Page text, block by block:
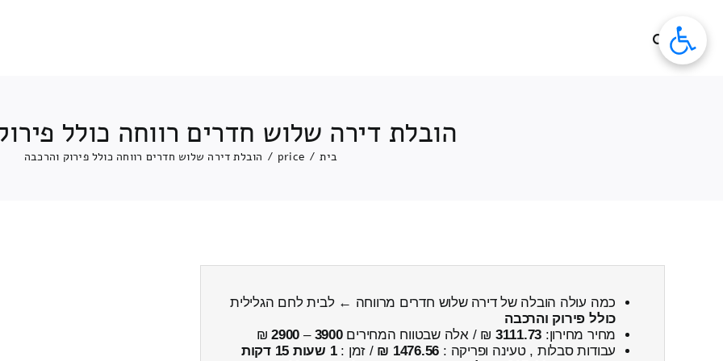
הובלת דירה שלוש חדרים רווחה כולל
בית /
price
/ הובלת דירה שלוש חדרים רווחה כולל פירוק והרכבה
כמה עולה הובלה של דירה שלוש חדרים מרווחה ← לבית לחם הגלילית
כולל פירוק והרכבה
מחיר מחירון: 3111.73 ₪ / אלה שבטווח המחירים3900
–
2900
₪
עבודות סבלות , טעינה ופריקה : 1476.56 ₪ / זמן :1 שעות 15 דקות